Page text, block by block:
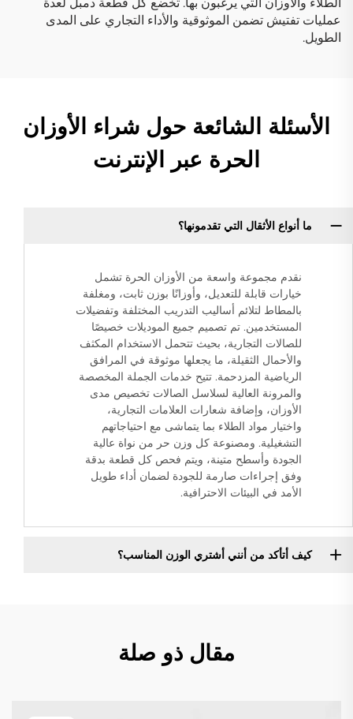
عمليات تفتيش تضمن الموثوقية والأداء التجاري على المدى
الطويل.
الأسئلة الشائعة حول شراء الأوزان
الحرة عبر الإنترنت
ما أنواع الأثقال التي تقدمونها؟
نقدم مجموعة واسعة من الأوزان الحرة تشمل
خيارات قابلة للتعديل، وأوزانًا بوزن ثابت، ومغلفة
بالمطاط لتلائم أساليب التدريب المختلفة وتفضيلات
المستخدمين. تم تصميم جميع الموديلات خصيصًا
للصالات التجارية، بحيث تتحمل الاستخدام المكثف
والأحمال الثقيلة، ما يجعلها موثوقة في المرافق
الرياضية المزدحمة. تتيح خدمات الجملة المخصصة
والمرونة العالية لسلاسل الصالات تخصيص مدى
الأوزان، وإضافة شعارات العلامات التجارية،
واختيار مواد الطلاء بما يتماشى مع احتياجاتهم
التشغيلية. ومصنوعة كل وزن حر من نواة عالية
الجودة وأسطح متينة، ويتم فحص كل قطعة بدقة
وفق إجراءات صارمة للجودة لضمان أداء طويل
الأمد في البيئات الاحترافية.
كيف أتأكد من أنني أشتري الوزن المناسب؟
مقال ذو صلة